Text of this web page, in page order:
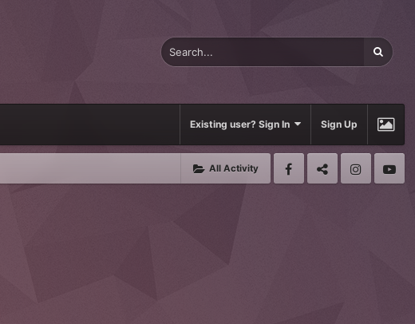
Existing user? Sign In Sign Up
All Activity